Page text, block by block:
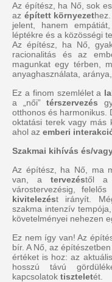
Az építész, ha Nő, sok
az épített környezet
jelent, hanem
léptékre és a közösségi
Az építész, ha Nő,
racionalitás és az
magunkat egy térben,
anyaghasználata,
Ez a finom szemlélet a
a „női”térszervezés
otthonos és harmonikus.
oktatási terek vagy más
ahol az emberi
Szakmai kihívás és/
Az építész, ha Nő, ma
van, a tervezéstől a
várostervezésig,
kivitelezést irányít.
szakma intenzív
követelményei nehezen
Ez nem így van! Az
bír. A Nő, az
értéket is hoz: az
hosszú távú
kapcsolatok tiszteletét.